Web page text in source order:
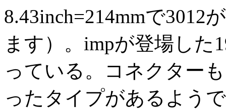
8.43inch=214mmで3012
ます）。impが登場した
っている。コネクター
ったタイプがあるよう